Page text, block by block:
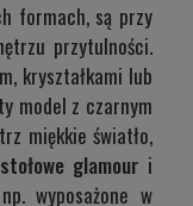
formach, są przy
przytulności.
kryształkami lub
model z czarnym
miękkie światło,
glamour i
wyposażone w